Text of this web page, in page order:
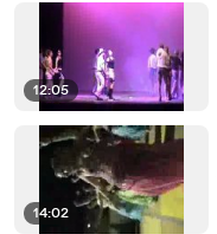
12:05
14:02